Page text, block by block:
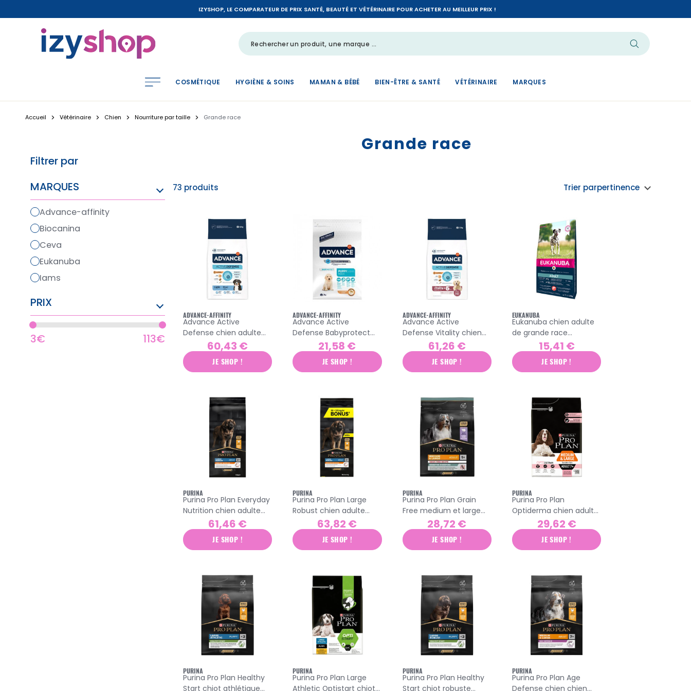
IZYSHOP, LE COMPARATEUR DE PRIX SANTÉ, BEAUTÉ ET VÉTÉRINAIRE POUR ACHETER AU MEILLEUR PRIX !
COSMÉTIQUE HYGIÈNE & SOINS MAMAN & BÉBÉ BIEN-ÊTRE & SANTÉ VÉTÉRINAIRE MARQUES
Accueil Vétérinaire Chien Nourriture par taille Grande race
Filtrer par
MARQUES
advance-affinity
biocanina
ceva
eukanuba
iams
pharmadiet
purina
PRIX
3€ 113€
Grande race
73 produits Trier parpertinence
ADVANCE-AFFINITY
Advance Active
Defense chien adulte
grande race croquettes
poulet 12kg
60,43 €
JE SHOP !
ADVANCE-AFFINITY
Advance Active
Defense Babyprotect
chiot grande race
croquettes poulet 3kg
21,58 €
JE SHOP !
ADVANCE-AFFINITY
Advance Active
Defense Vitality chien
senior grande race
croquettes poulet 12kg
61,26 €
JE SHOP !
EUKANUBA
Eukanuba chien adulte
de grande race
croquettes saumon et
orge 2,5kg
15,41 €
JE SHOP !
PURINA
Purina Pro Plan Everyday
Nutrition chien adulte
robuste croquettes
poulet 14kg
61,46 €
JE SHOP !
PURINA
Purina Pro Plan Large
Robust chien adulte
croquettes poulet 16,5kg
63,82 €
JE SHOP !
PURINA
Purina Pro Plan Grain
Free medium et large
chien adulte sensitive
croquettes dinde 2,5kg
28,72 €
JE SHOP !
PURINA
Purina Pro Plan
Optiderma chien adulte
7+ croquettes saumon
3kg
29,62 €
JE SHOP !
PURINA
Purina Pro Plan Healthy
Start chiot athlétique
PURINA
Purina Pro Plan Large
Athletic Optistart chiot
PURINA
Purina Pro Plan Healthy
Start chiot robuste
PURINA
Purina Pro Plan Age
Defense chien chien